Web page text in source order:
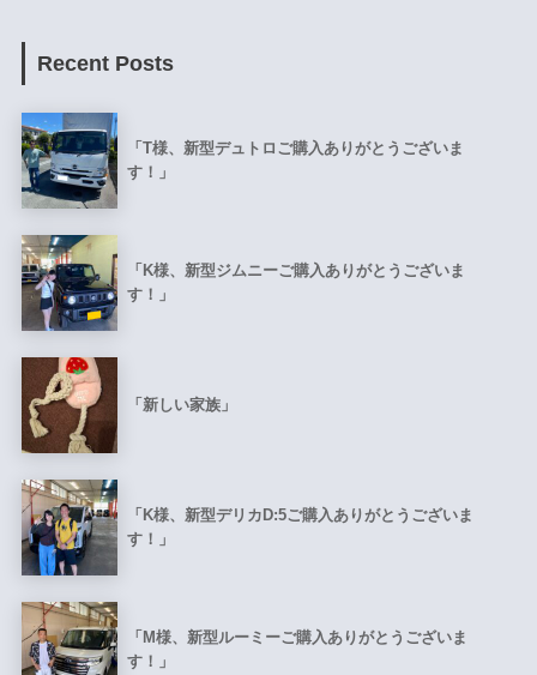
Recent Posts
「T様、新型デュトロご購入ありがとうございま
す！」
「K様、新型ジムニーご購入ありがとうございま
す！」
「新しい家族」
「K様、新型デリカD:5ご購入ありがとうございま
す！」
「M様、新型ルーミーご購入ありがとうございま
す！」